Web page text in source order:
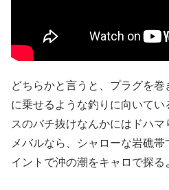
どちらかと言うと、プラグを
に乗せるような釣りに向いて
スのバチ抜けなんかにはドハマ
メバルなら、シャローな岩礁
イントで沖の潮をキャロで探る